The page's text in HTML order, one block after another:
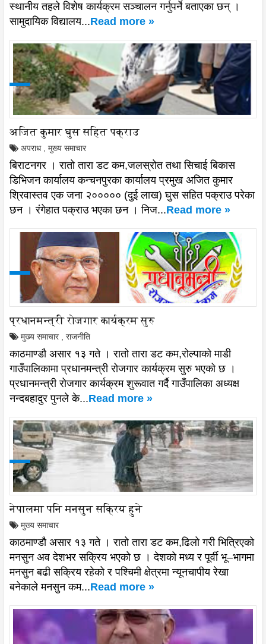
स्थानीय तहले विशेष कार्यक्रम सञ्चालन गर्नुपर्ने बताएका छन् ।
सामुदायिक विद्यालय...Read more »
अजित कुमार घुस सहित पक्राउ
अपराध मुख्य समाचार
बिराटनगर । रातो तारा डट कम,जलस्रोत तथा सिचाई बिकास
डिभिजन कार्यालय कन्चनपुरका कार्यालय प्रमुख अजित कुमार
श्रिवास्तव एक जना २००००० (दुई लाख) घुस सहित पक्राउ परेका
छन । रंगेहात पक्राउ भएका छन । निज...Read more »
प्रधानमन्त्री रोजगार कार्यक्रम सुरु
मुख्य समाचार राजनीति
काठमाण्डौ असार १३ गते । रातो तारा डट कम,रोल्पाको माडी
गाउँपालिकामा प्रधानमन्त्री रोजगार कार्यक्रम सुरु भएको छ ।
प्रधानमन्त्री रोजगार कार्यक्रम शुरूवात गर्दै गाउँपालिका अध्यक्ष
नन्दबहादुर पुनले के...Read more »
नेपालमा पनि मनसुन सक्रिय हुने
मुख्य समाचार
काठमाण्डौ असार १३ गते । रातो तारा डट कम,ढिलो गरी भित्रिएको
मनसुन अव देशभर सक्रिय भएको छ । देशको मध्य र पूर्वी भू–भागमा
मनसुन बढी सक्रिय रहेको र पश्चिमी क्षेत्रमा न्यूनचापीय रेखा
बनेकाले मनसुन कम...Read more »